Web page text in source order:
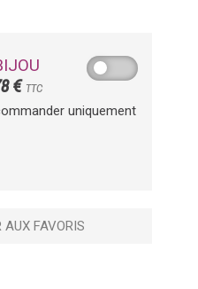
€ TTC
uniquement
AUX FAVORIS